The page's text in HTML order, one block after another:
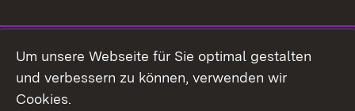
Facebook
Um unsere Webseite für Sie optimal gestalten
und verbessern zu können, verwenden wir
Cookies.